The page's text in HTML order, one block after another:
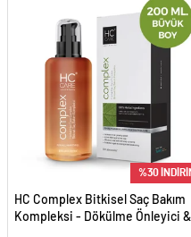
%30
HC Complex Bitkisel Saç Bakım
Kompleksi - Dökülme Önleyici &